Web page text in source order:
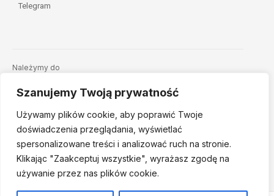
Szanujemy Twoją prywatność
Używamy plików cookie, aby poprawić Twoje
doświadczenia przeglądania, wyświetlać
spersonalizowane treści i analizować ruch na stronie.
Klikając "Zaakceptuj wszystkie", wyrażasz zgodę na
używanie przez nas plików cookie.
Telegram
Należymy do
© 2026 Fundacja Dajemy Dzieciom Siłę • Projekt: nordmind.pl